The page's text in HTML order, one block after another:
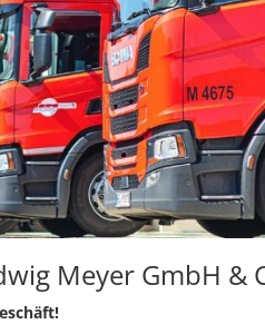
Meyer GmbH &